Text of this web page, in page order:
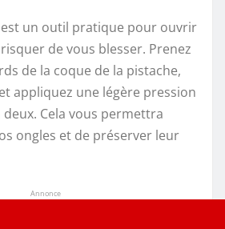
un outil pratique pour ouvrir
de vous blesser. Prenez
de la coque de la pistache,
appliquez une légère pression
Cela vous permettra
ongles et de préserver leur
Annonce